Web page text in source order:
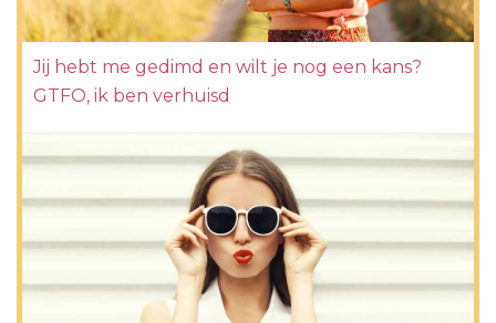
Jij hebt me gedimd en wilt je nog een kans?
GTFO, ik ben verhuisd